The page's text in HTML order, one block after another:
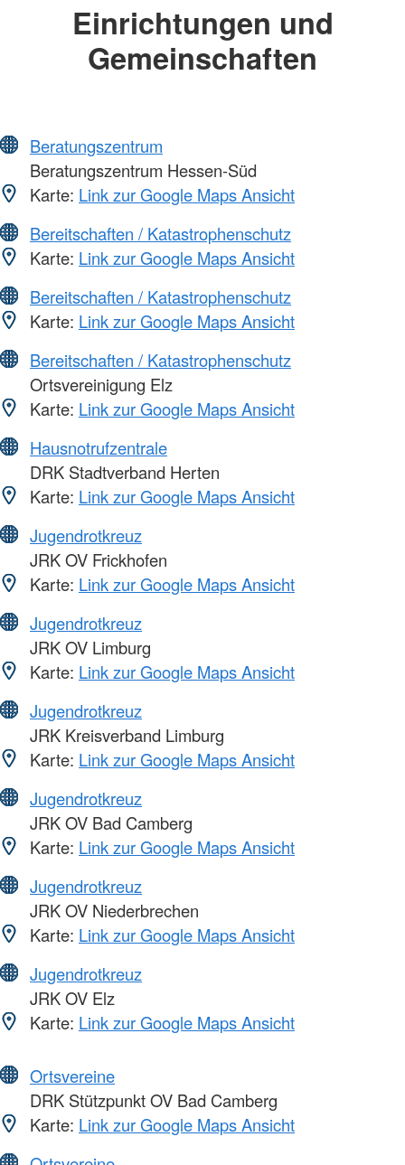
Einrichtungen und
Gemeinschaften
Beratungszentrum
Beratungszentrum Hessen-Süd
Karte: Link zur Google Maps Ansicht
Bereitschaften / Katastrophenschutz
Karte: Link zur Google Maps Ansicht
Bereitschaften / Katastrophenschutz
Karte: Link zur Google Maps Ansicht
Bereitschaften / Katastrophenschutz
Ortsvereinigung Elz
Karte: Link zur Google Maps Ansicht
Hausnotrufzentrale
DRK Stadtverband Herten
Karte: Link zur Google Maps Ansicht
Jugendrotkreuz
JRK OV Frickhofen
Karte: Link zur Google Maps Ansicht
Jugendrotkreuz
JRK OV Limburg
Karte: Link zur Google Maps Ansicht
Jugendrotkreuz
JRK Kreisverband Limburg
Karte: Link zur Google Maps Ansicht
Jugendrotkreuz
JRK OV Bad Camberg
Karte: Link zur Google Maps Ansicht
Jugendrotkreuz
JRK OV Niederbrechen
Karte: Link zur Google Maps Ansicht
Jugendrotkreuz
JRK OV Elz
Karte: Link zur Google Maps Ansicht
Ortsvereine
DRK Stützpunkt OV Bad Camberg
Karte: Link zur Google Maps Ansicht